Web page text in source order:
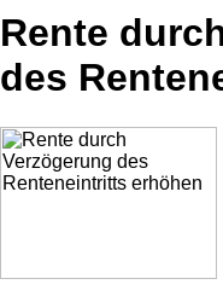
Rente
des